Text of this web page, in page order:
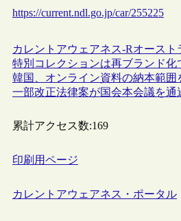
https://current.ndl.go.jp/car/255225
カレントアウェアネス-Rオースト
特別コレクションは再ブランド化
韓国、オンライン資料の納本範
一部改正法律案が国会本会議を通
累計アクセス数:169
印刷用ページ
カレントアウェアネス・ポータル